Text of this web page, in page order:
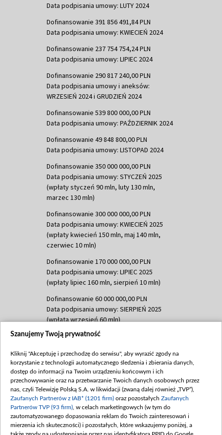
Data podpisania umowy: LUTY 2024
Dofinansowanie 391 856 491,84 PLN
Data podpisania umowy: KWIECIEŃ 2024
Dofinansowanie 237 754 754,24 PLN
Data podpisania umowy: LIPIEC 2024
Dofinansowanie 290 817 240,00 PLN
Data podpisania umowy i aneksów:
WRZESIEŃ 2024 i GRUDZIEŃ 2024
Dofinansowanie 539 800 000,00 PLN
Data podpisania umowy: PAŹDZIERNIK 2024
Dofinansowanie 49 848 800,00 PLN
Data podpisania umowy: LISTOPAD 2024
Dofinansowanie 350 000 000,00 PLN
Data podpisania umowy: STYCZEŃ 2025
(wpłaty styczeń 90 mln, luty 130 mln,
marzec 130 mln)
Dofinansowanie 300 000 000,00 PLN
Data podpisania umowy: KWIECIEŃ 2025
(wpłaty kwiecień 150 mln, maj 140 mln,
czerwiec 10 mln)
Dofinansowanie 170 000 000,00 PLN
Data podpisania umowy: LIPIEC 2025
(wpłaty lipiec 160 mln, sierpień 10 mln)
Dofinansowanie 60 000 000,00 PLN
Data podpisania umowy: SIERPIEŃ 2025
(wpłata wrzesień 60 mln)
Dofinansowanie 635 783 051,21 PLN
(wpłata wrzesień 100 mln, październik 350
mln, listopad 265 mln)
Dofinansowanie 48 862 000,00 PLN
Data podpisania umowy: GRUDZIEŃ 2025
(wpłata grudzień 60,548 mln)
Dofinansowanie 900 000 000,00 PLN
Data podpisania umowy: LUTY 2026 (wpłata
Szanujemy Twoją prywatność
Kliknij "Akceptuję i przechodzę do serwisu", aby wyrazić zgody na
korzystanie z technologii automatycznego śledzenia i zbierania danych,
dostęp do informacji na Twoim urządzeniu końcowym i ich
przechowywanie oraz na przetwarzanie Twoich danych osobowych przez
nas, czyli Telewizję Polską S.A. w likwidacji (zwaną dalej również „TVP”),
Zaufanych Partnerów z IAB* (1201 firm) oraz pozostałych Zaufanych
Partnerów TVP (93 firm) , w celach marketingowych (w tym do
zautomatyzowanego dopasowania reklam do Twoich zainteresowań i
mierzenia ich skuteczności) i pozostałych, które wskazujemy poniżej, a